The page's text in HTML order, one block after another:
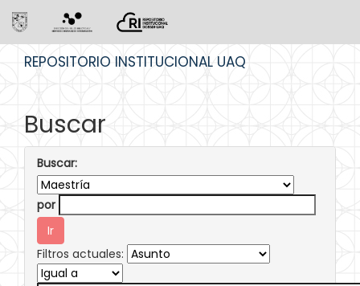
REPOSITORIO INSTITUCIONAL UAQ
Buscar
Buscar:
por
Filtros actuales: